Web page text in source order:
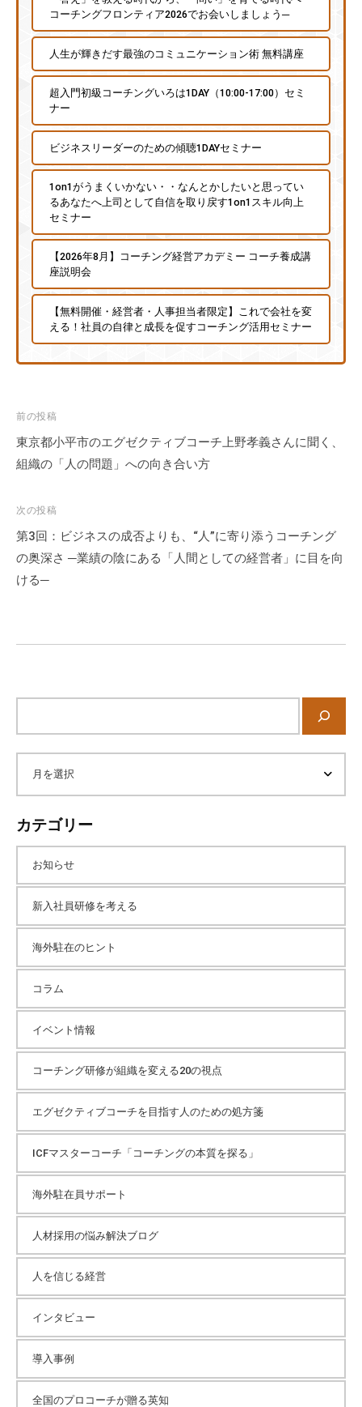
コーチングフロンティア2026でお会いしましょう─
人生が輝きだす最強のコミュニケーション術 無料講座
超入門初級コーチングいろは1DAY（10:00-17:00）セミ
ナー
ビジネスリーダーのための傾聴1DAYセミナー
1on1がうまくいかない・・なんとかしたいと思ってい
るあなたへ上司として自信を取り戻す1on1スキル向上
セミナー
【2026年8月】コーチング経営アカデミー コーチ養成講
座説明会
【無料開催・経営者・人事担当者限定】これで会社を変
える！社員の自律と成長を促すコーチング活用セミナー
投
稿
ナ
ゲ
ー
シ
ョ
前の投稿
東京都小平市のエグゼクティブコーチ上野孝義さんに聞く、
組織の「人の問題」への向き合い方
次の投稿
第3回：ビジネスの成否よりも、“人”に寄り添うコーチング
の奥深さ ─業績の陰にある「人間としての経営者」に目を向
ける─
索
ー
カテゴリー
お知らせ
新入社員研修を考える
海外駐在のヒント
コラム
イベント情報
コーチング研修が組織を変える20の視点
エグゼクティブコーチを目指す人のための処方箋
ICFマスターコーチ「コーチングの本質を探る」
海外駐在員サポート
人材採用の悩み解決ブログ
人を信じる経営
インタビュー
導入事例
全国のプロコーチが贈る英知